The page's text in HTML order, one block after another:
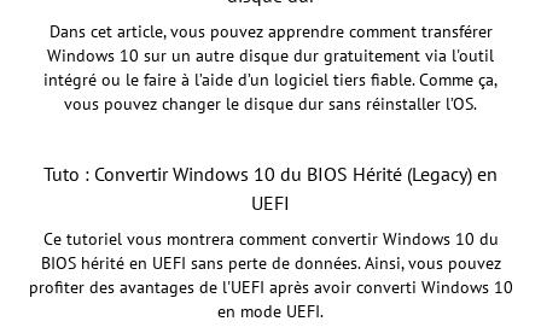
Dans cet article, vous pouvez apprendre comment transférer
Windows 10 sur un autre disque dur gratuitement via l'outil
intégré ou le faire à l’aide d’un logiciel tiers fiable. Comme ça,
vous pouvez changer le disque dur sans réinstaller l’OS.
Tuto : Convertir Windows 10 du BIOS Hérité (Legacy) en
UEFI
Ce tutoriel vous montrera comment convertir Windows 10 du
BIOS hérité en UEFI sans perte de données. Ainsi, vous pouvez
profiter des avantages de l'UEFI après avoir converti Windows 10
en mode UEFI.